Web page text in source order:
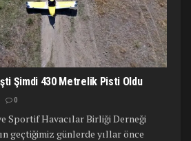
Şimdi 430 Metrelik Pisti Oldu
0
Sportif Havacılar Birliği Derneği
geçtiğimiz günlerde yıllar önce